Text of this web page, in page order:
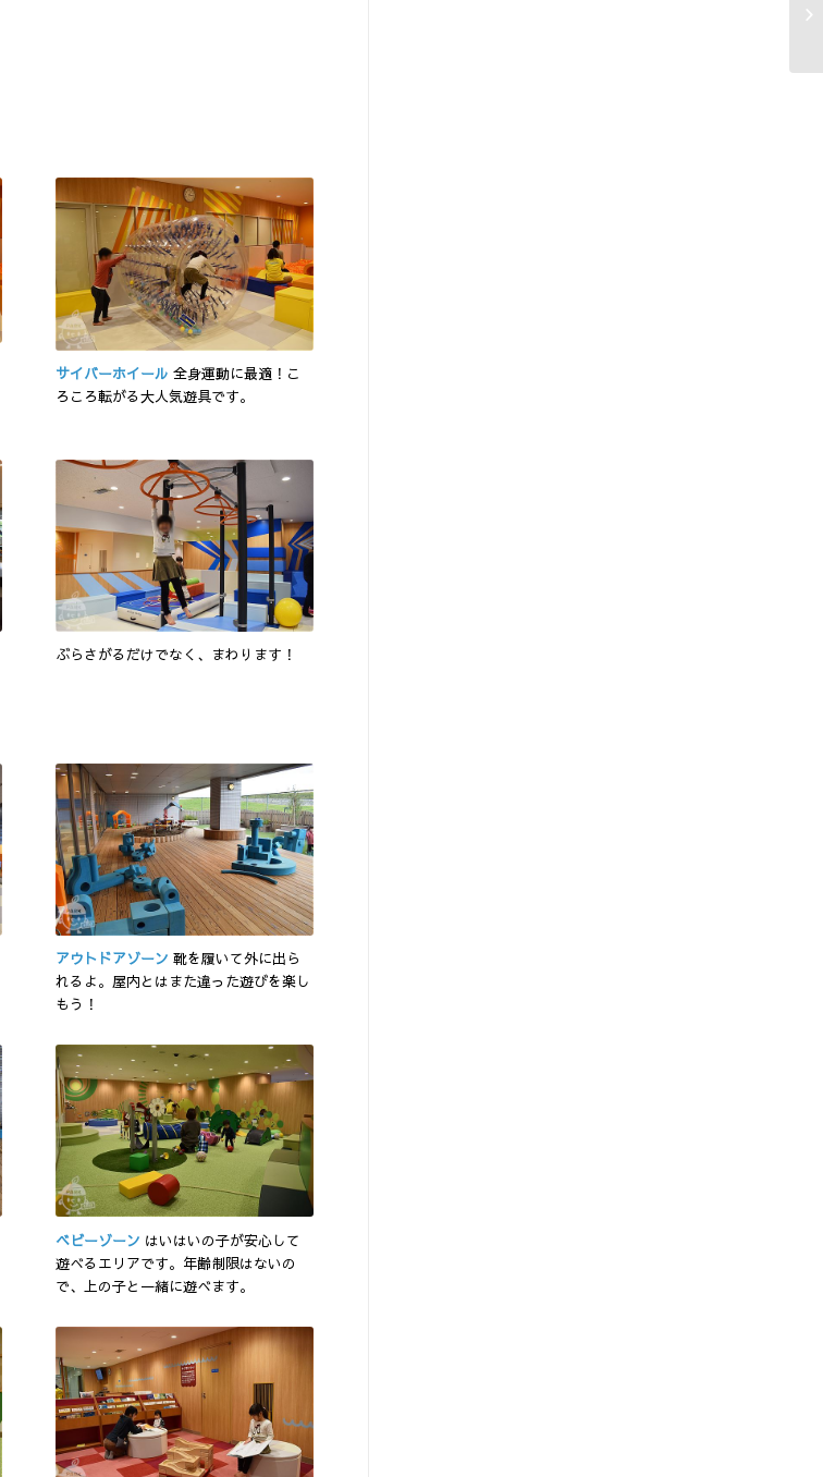
サイバーホイール 全身運動に最適！こ
ろころ転がる大人気遊具です。
ぶらさがるだけでなく、まわります！
アウトドアゾーン 靴を履いて外に出ら
れるよ。屋内とはまた違った遊びを楽し
もう！
ベビーゾーン はいはいの子が安心して
遊べるエリアです。年齢制限はないの
で、上の子と一緒に遊べます。